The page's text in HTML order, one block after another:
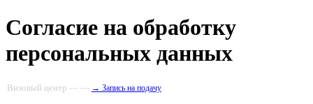
Согласие на обработку
персональных данных
Визовый центр — — → Запись на подачу